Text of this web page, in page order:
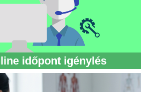
időpont igénylés